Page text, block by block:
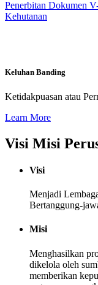
Penerbitan Dokumen
Kehutanan
Keluhan Banding
Ketidakpuasan atau
Learn More
Visi Misi
Visi
Menjadi
Bertanggung-
Misi
Menghasilkan
dikelola oleh
memberikan